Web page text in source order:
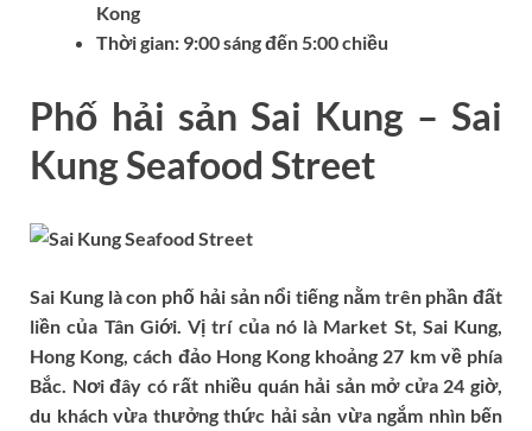
Kong
Thời gian: 9:00 sáng đến 5:00 chiều
Phố hải sản Sai Kung – Sai
Kung Seafood Street
Sai Kung là con phố hải sản nổi tiếng nằm trên phần đất
liền của Tân Giới. Vị trí của nó là Market St, Sai Kung,
Hong Kong, cách đảo Hong Kong khoảng 27 km về phía
Bắc. Nơi đây có rất nhiều quán hải sản mở cửa 24 giờ,
du khách vừa thưởng thức hải sản vừa ngắm nhìn bến